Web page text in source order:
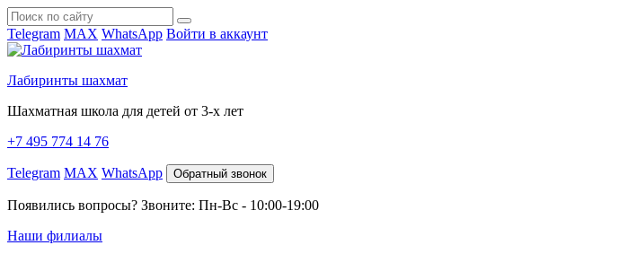
Telegram MAX WhatsApp Войти в аккаунт
Лабиринты шахмат
Шахматная школа для детей от 3-х лет
+7 495 774 14 76
Telegram MAX WhatsApp Обратный звонок
Появились вопросы? Звоните: Пн-Вс - 10:00-19:00
Наши филиалы